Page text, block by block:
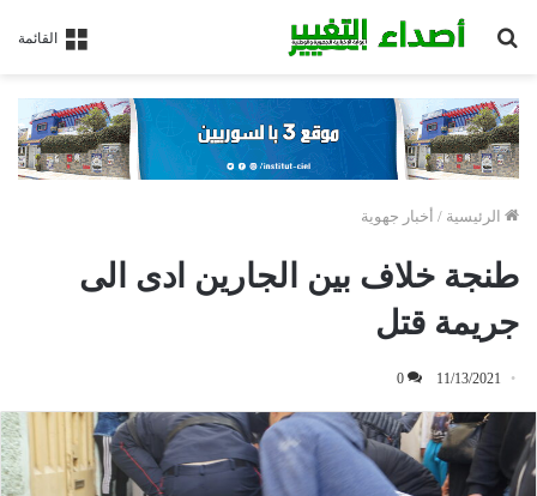
القائمة
الرئيسية / أخبار جهوية
طنجة خلاف بين الجارين ادى الى
جريمة قتل
11/13/2021
0